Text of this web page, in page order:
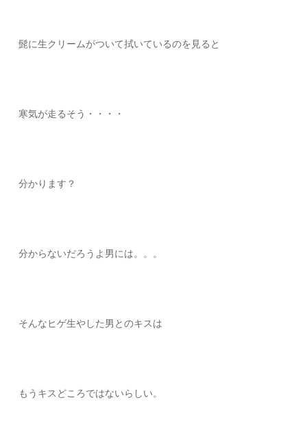
髭に生クリームがついて拭いているのを見ると
寒気が走るそう・・・・
分かります？
分からないだろうよ男には。。。
そんなヒゲ生やした男とのキスは
もうキスどころではないらしい。